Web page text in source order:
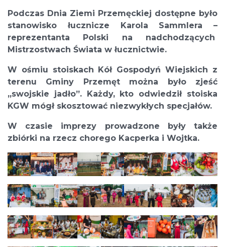
Podczas Dnia Ziemi Przemęckiej dostępne było
stanowisko łucznicze Karola Sammlera –
reprezentanta Polski na nadchodzących
Mistrzostwach Świata w łucznictwie.
W ośmiu stoiskach Kół Gospodyń Wiejskich z
terenu Gminy Przemęt można było zjeść
„swojskie jadło”. Każdy, kto odwiedził stoiska
KGW mógł skosztować niezwykłych specjałów.
W czasie imprezy prowadzone były także
zbiórki na rzecz chorego Kacperka i Wojtka.